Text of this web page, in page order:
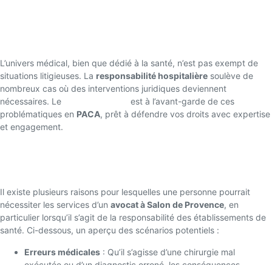
L’univers médical, bien que dédié à la santé, n’est pas exempt de
situations litigieuses. La responsabilité hospitalière soulève de
nombreux cas où des interventions juridiques deviennent
nécessaires. Le
est à l’avant-garde de ces
problématiques en PACA, prêt à défendre vos droits avec expertise
et engagement.
Il existe plusieurs raisons pour lesquelles une personne pourrait
nécessiter les services d’un avocat à Salon de Provence, en
particulier lorsqu’il s’agit de la responsabilité des établissements de
santé. Ci-dessous, un aperçu des scénarios potentiels :
Erreurs médicales : Qu’il s’agisse d’une chirurgie mal